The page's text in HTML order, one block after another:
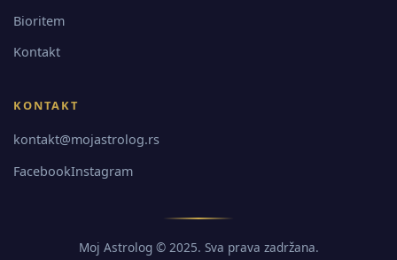
Bioritem
Kontakt
KONTAKT
kontakt@mojastrolog.rs
FacebookInstagram
Moj Astrolog © 2025. Sva prava zadržana.